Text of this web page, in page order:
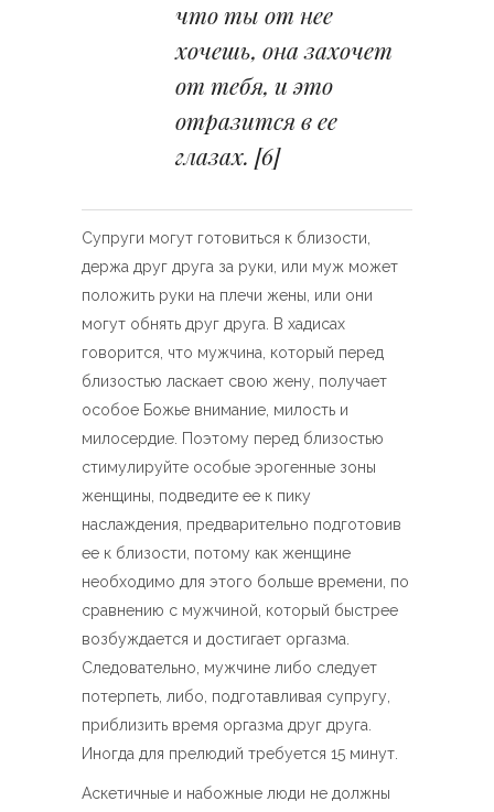
что ты от нее
хочешь, она захочет
от тебя, и это
отразится в ее
глазах. [6]
Супруги могут готовиться к близости,
держа друг друга за руки, или муж может
положить руки на плечи жены, или они
могут обнять друг друга. В хадисах
говорится, что мужчина, который перед
близостью ласкает свою жену, получает
особое Божье внимание, милость и
милосердие. Поэтому перед близостью
стимулируйте особые эрогенные зоны
женщины, подведите ее к пику
наслаждения, предварительно подготовив
ее к близости, потому как женщине
необходимо для этого больше времени, по
сравнению с мужчиной, который быстрее
возбуждается и достигает оргазма.
Следовательно, мужчине либо следует
потерпеть, либо, подготавливая супругу,
приблизить время оргазма друг друга.
Иногда для прелюдий требуется 15 минут.
Аскетичные и набожные люди не должны